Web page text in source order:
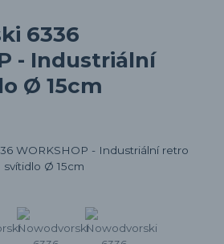
6336
- Industriální
Ø 15cm